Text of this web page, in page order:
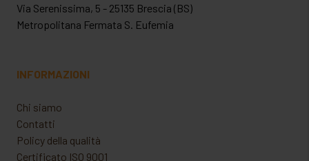
Via Serenissima, 5 - 25135 Brescia (BS)
Metropolitana Fermata S. Eufemia
INFORMAZIONI
Chi siamo
Contatti
Policy della qualità
Certificato ISO 9001